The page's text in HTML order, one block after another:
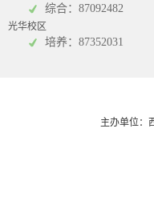
综合：87092482
光华校区
培养：87352031
主办单位：